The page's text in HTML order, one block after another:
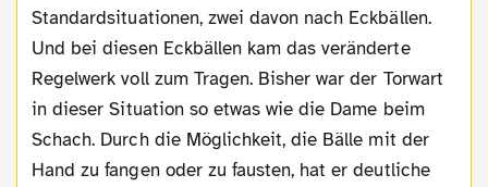
Standardsituationen, zwei davon nach Eckbällen.
Und bei diesen Eckbällen kam das veränderte
Regelwerk voll zum Tragen. Bisher war der Torwart
in dieser Situation so etwas wie die Dame beim
Schach. Durch die Möglichkeit, die Bälle mit der
Hand zu fangen oder zu fausten, hat er deutliche